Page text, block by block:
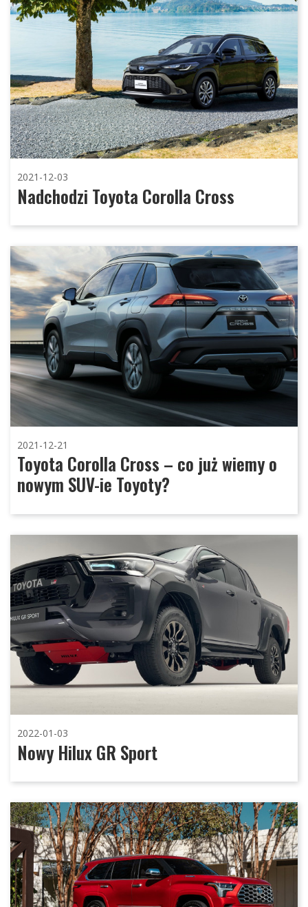
2021-12-03
Nadchodzi Toyota Corolla Cross
2021-12-21
Toyota Corolla Cross – co już wiemy o
nowym SUV-ie Toyoty?
2022-01-03
Nowy Hilux GR Sport